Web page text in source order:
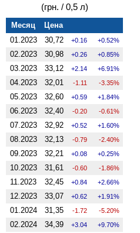
(грн. / 0,5 л)
Месяц
Цена
01.2023
30,72 0.16 0.52%
02.2023 30,98 0.26 0.85%
03.2023 33,12 2.14 6.91%
04.2023 32,01 -1.11 -3.35%
05.2023 32,60 0.59 1.84%
06.2023 32,40 -0.20 -0.61%
07.2023 32,92 0.52 1.60%
08.2023 32,13 -0.79 -2.40%
09.2023 32,21 0.08 0.25%
10.2023 31,61 -0.60 -1.86%
11.2023 32,45 0.84 2.66%
12.2023 33,07 0.62 1.91%
01.2024 31,35 -1.72 -5.20%
02.2024 34,39 3.04 9.70%